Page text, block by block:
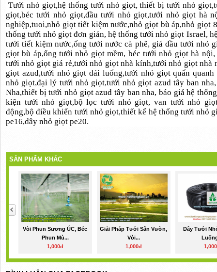
Tưới nhỏ giọt,hệ thống tưới nhỏ giọt, thiết bị tưới nhỏ
giọt,béc tưới nhỏ giọt,đầu tưới nhỏ giọt,tưới nhỏ giọt hà
nghiệp,tuoi,nhỏ giọt tiết kiệm nước,nhỏ giọt bù áp,nhỏ giọt
thống tưới nhỏ giọt đơn giản, hệ thống tưới nhỏ giọt Israel,
tưới tiết kiệm nước,ống tưới nước cà phê, giá đầu tưới nhỏ
giọt bù áp,ống tưới nhỏ giọt mềm, béc tưới nhỏ giọt hà
tưới nhỏ giọt giá rẻ,tưới nhỏ giọt nhà kính,tưới nhỏ giọt nhà
giọt azud,tưới nhỏ giọt dải luống,tưới nhỏ giọt quấn
nhỏ giọt,đại lý tưới nhỏ giọt,tưới nhỏ giọt azud tây ban
Nha,thiết bị tưới nhỏ giọt azud tây ban nha, báo giá hệ
kiện tưới nhỏ giọt,bộ lọc tưới nhỏ giọt, van tưới nhỏ
động,bộ điều khiển tưới nhỏ giọt,thiết kế hệ thống tưới nhỏ
pe16,dây nhỏ giọt pe20.
SẢN PHẨM KHÁC
Vòi Phun Sương ÚC, Béc
Phun Mù...
1,000đ
Giải Pháp Tưới Sân Vườn,
Vòi...
1,000đ
Dây Tưới